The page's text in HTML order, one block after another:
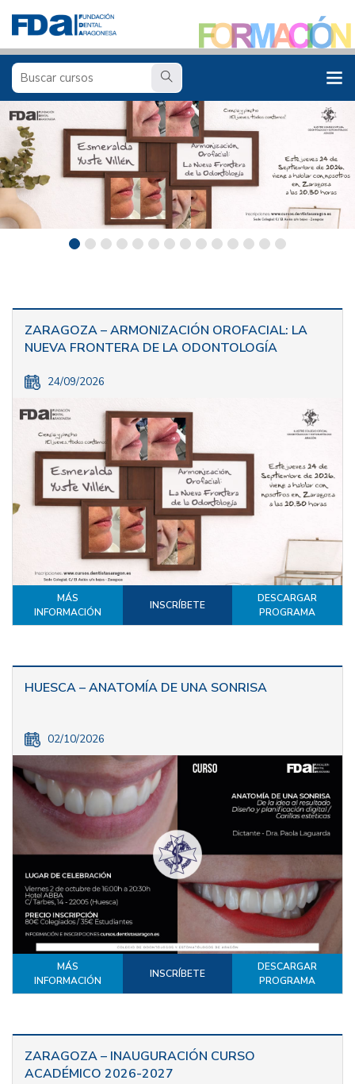
ZARAGOZA – ARMONIZACIÓN OROFACIAL: LA
NUEVA FRONTERA DE LA ODONTOLOGÍA
24/09/2026
MÁS
INFORMACIÓN
INSCRÍBETE
DESCARGAR
PROGRAMA
HUESCA – ANATOMÍA DE UNA SONRISA
02/10/2026
MÁS
INFORMACIÓN
INSCRÍBETE
DESCARGAR
PROGRAMA
ZARAGOZA – INAUGURACIÓN CURSO
ACADÉMICO 2026-2027